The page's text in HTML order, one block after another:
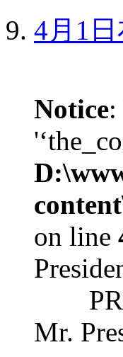
4月1
Notice
on line
Mr.